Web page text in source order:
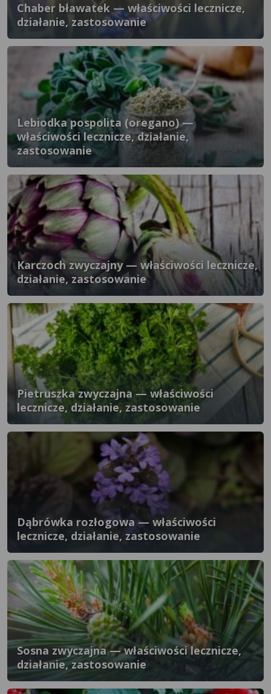
Chaber bławatek — właściwości lecznicze,
działanie, zastosowanie
Lebiodka pospolita (oregano) —
właściwości lecznicze, działanie,
zastosowanie
Karczoch zwyczajny — właściwości lecznicze,
działanie, zastosowanie
Pietruszka zwyczajna — właściwości
lecznicze, działanie, zastosowanie
Dąbrówka rozłogowa — właściwości
lecznicze, działanie, zastosowanie
Sosna zwyczajna — właściwości lecznicze,
działanie, zastosowanie